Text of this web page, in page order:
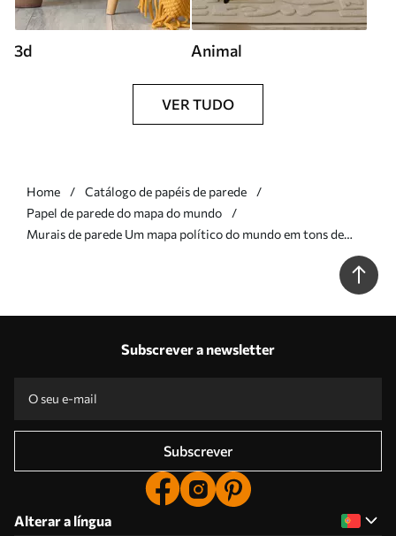
3d Animal
VER TUDO
Home
Catálogo de papéis de parede
Papel de parede do mapa do mundo
Murais de parede Um mapa político do mundo em tons de
Subscrever a newsletter
Subscrever
Alterar a língua